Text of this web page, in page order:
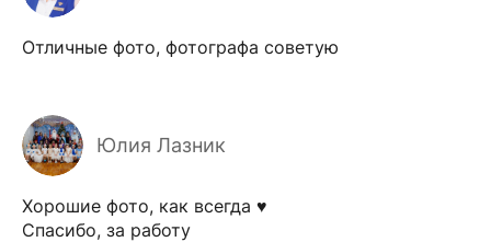
Отличные фото, фотографа советую
Юлия Лазник
Хорошие фото, как всегда ♥️
Спасибо, за работу